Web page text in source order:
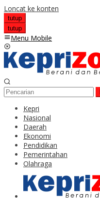
Loncat ke konten
tutup
tutup
Menu Mobile
Kepri
Nasional
Daerah
Ekonomi
Pendidikan
Pemerintahan
Olahraga